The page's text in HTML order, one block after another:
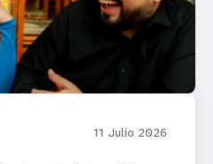
11 Julio 2026